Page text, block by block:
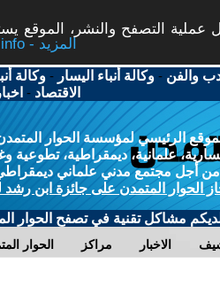
عملية التصفح والنشر، الموقع
More info - المزيد
والفن -وكالة أنباء اليسار -وكالة
الاقتصاد -
الرئيسي لمؤسسة الحوار
علمانية، ديمقراطية، تطوعية
أجل مجتمع مدني علماني ديمقراطي
الحوار المتمدن على جائزة ابن رشد
لديكم مشاكل تقنية في تصفح الحوار
الحوار مراكز الاخبار